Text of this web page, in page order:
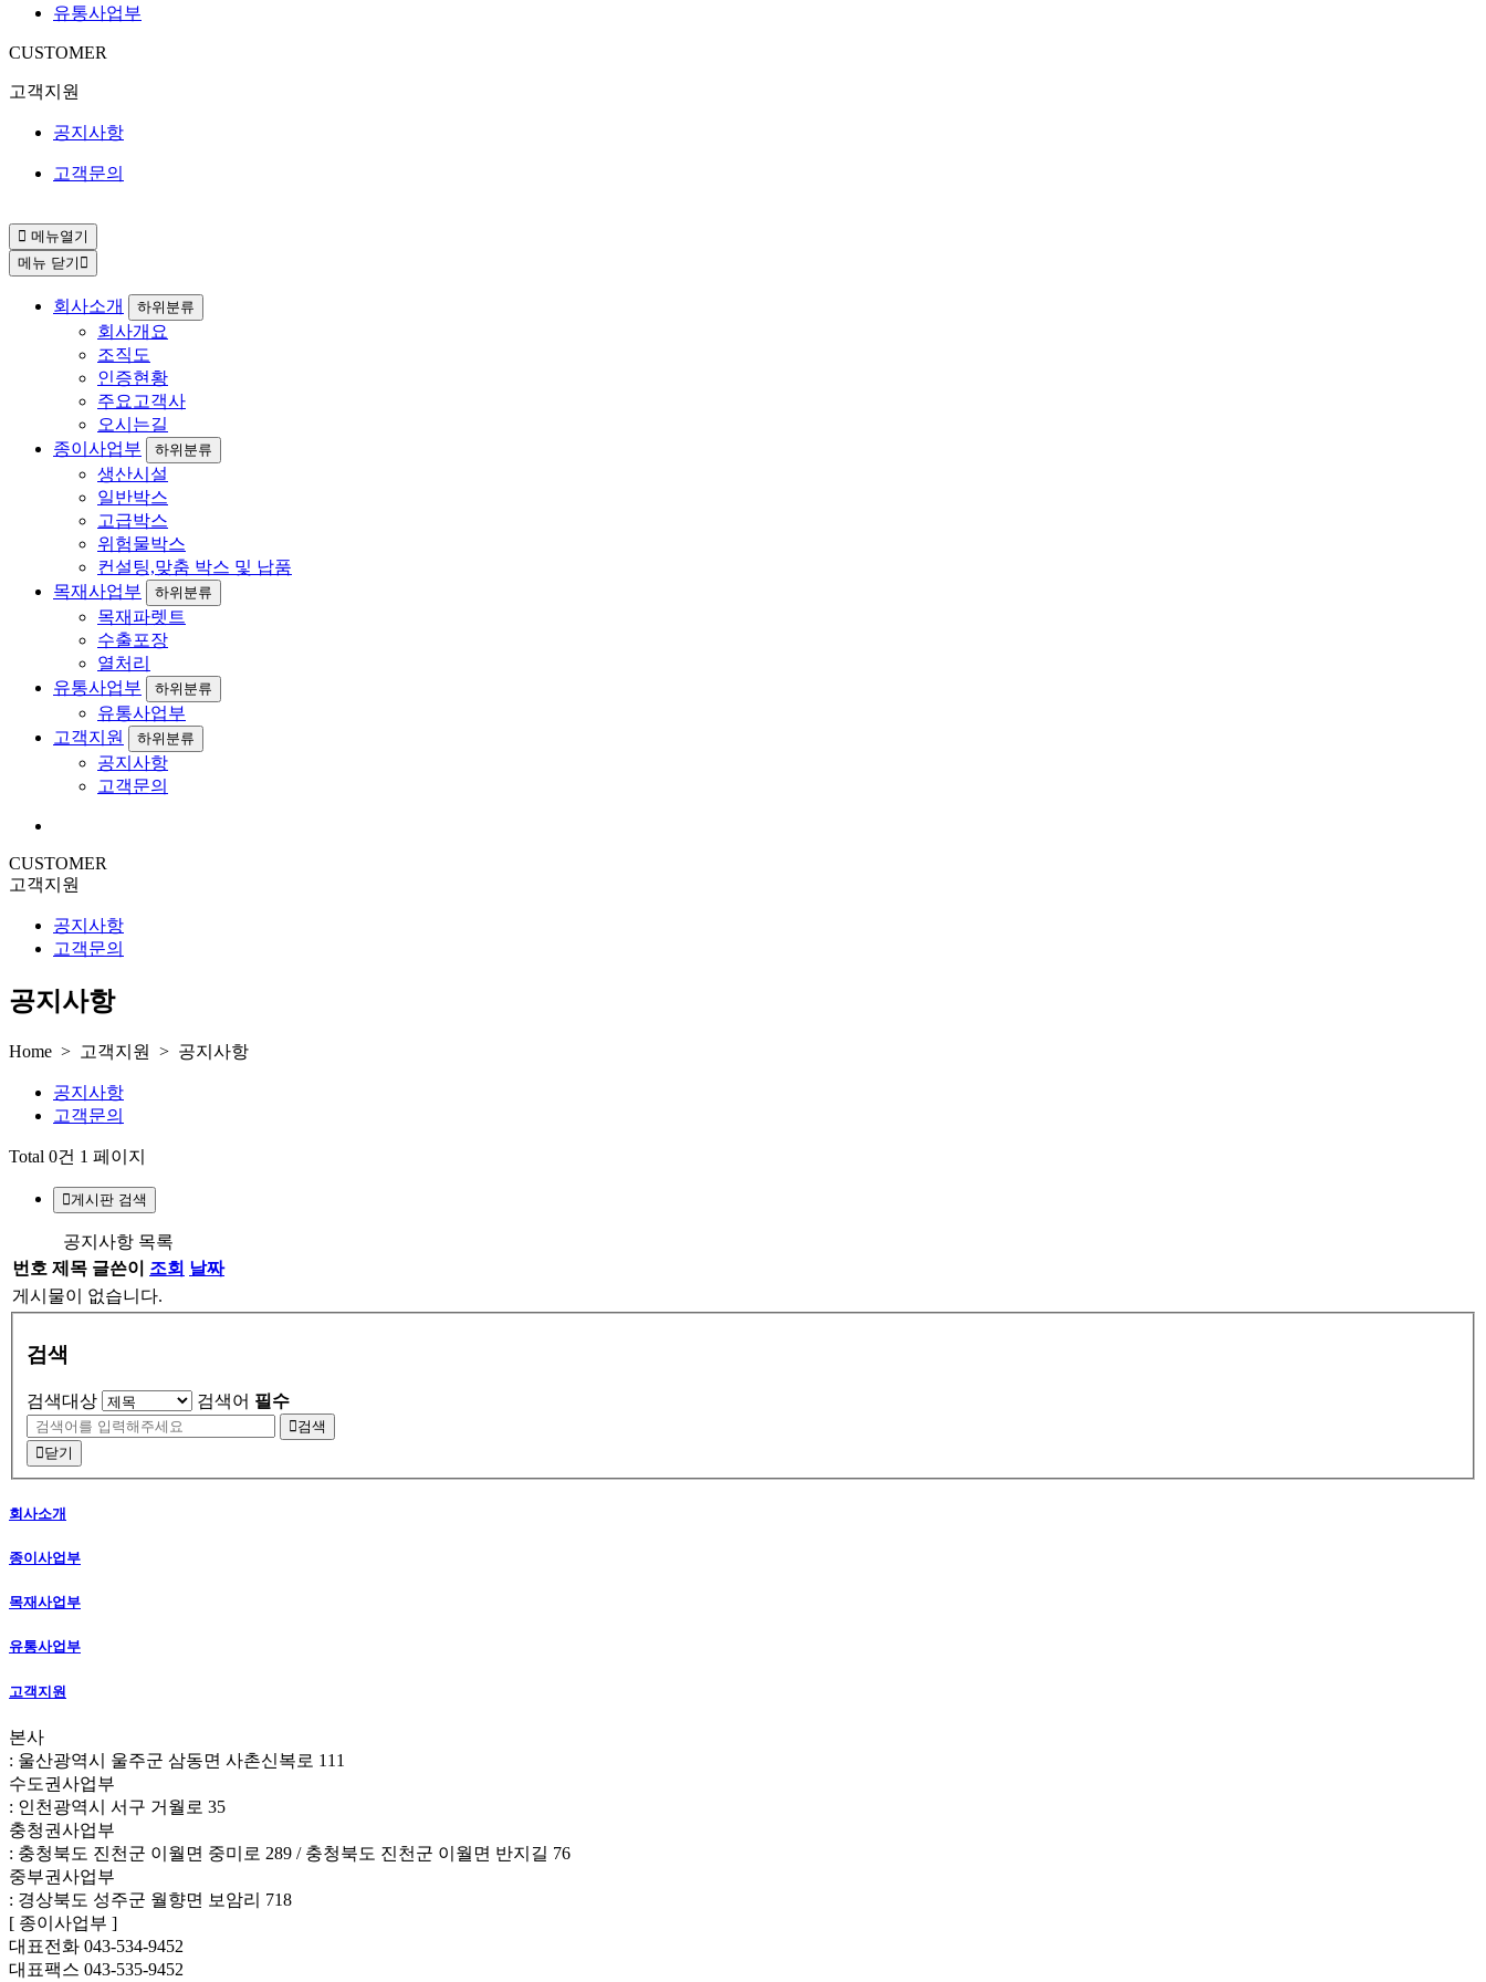
유통사업부
CUSTOMER
고객지원
공지사항
고객문의
메뉴열기
메뉴 닫기
회사소개 하위분류
회사개요
조직도
인증현황
주요고객사
오시는길
종이사업부
하위분류
생산시설
일반박스
고급박스
위험물박스
컨설팅,맞춤 박스 및 납품
목재사업부
하위분류
목재파렛트
수출포장
열처리
유통사업부
하위분류
유통사업부
고객지원
하위분류
공지사항
고객문의
CUSTOMER
고객지원
공지사항
고객문의
공지사항
Home > 고객지원 > 공지사항
공지사항
고객문의
Total 0건 1 페이지
게시판 검색
공지사항 목록
번호 제목 글쓴이 조회 날짜
게시물이 없습니다.
검색
검색대상 검색어 필수
검색
닫기
회사소개
종이사업부
목재사업부
유통사업부
고객지원
본사
: 울산광역시 울주군 삼동면 사촌신복로 111
수도권사업부
: 인천광역시 서구 거월로 35
충청권사업부
: 충청북도 진천군 이월면 중미로 289 / 충청북도 진천군 이월면 반지길 76
중부권사업부
: 경상북도 성주군 월향면 보암리 718
[ 종이사업부 ]
대표전화 043-534-9452
대표팩스 043-535-9452